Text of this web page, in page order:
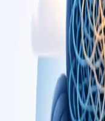
Consulta de
Segunda opinião
tratamento oncológico,
Ordem dos Médicos.